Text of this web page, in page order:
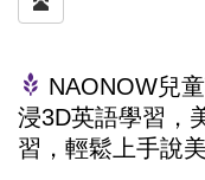
NAONOW兒
浸3D英語學習，
習，輕鬆上手說